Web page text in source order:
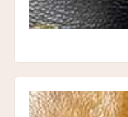
買取方法
愛知県豊橋市 宅配セ